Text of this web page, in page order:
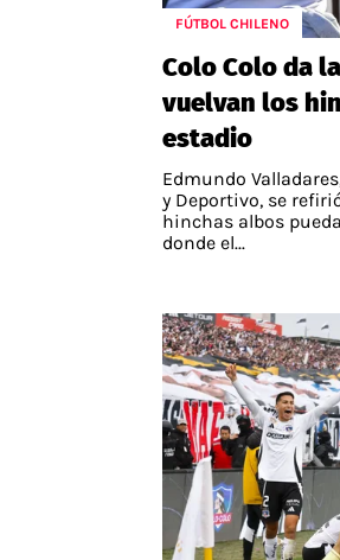
Pronósticos
Apuesta del día
FÚTBOL CHILENO
Colo Colo da
vuelvan los
estadio
Edmundo
y Deportivo, se
hinchas albos
donde el...